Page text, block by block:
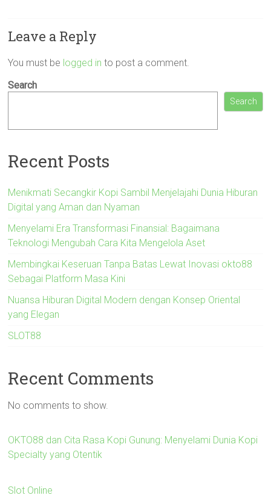
Leave a Reply
You must be logged in to post a comment.
Search
Search
Recent Posts
Menikmati Secangkir Kopi Sambil Menjelajahi Dunia Hiburan
Digital yang Aman dan Nyaman
Menyelami Era Transformasi Finansial: Bagaimana
Teknologi Mengubah Cara Kita Mengelola Aset
Membingkai Keseruan Tanpa Batas Lewat Inovasi okto88
Sebagai Platform Masa Kini
Nuansa Hiburan Digital Modern dengan Konsep Oriental
yang Elegan
SLOT88
Recent Comments
No comments to show.
OKTO88 dan Cita Rasa Kopi Gunung: Menyelami Dunia Kopi
Specialty yang Otentik
Slot Online